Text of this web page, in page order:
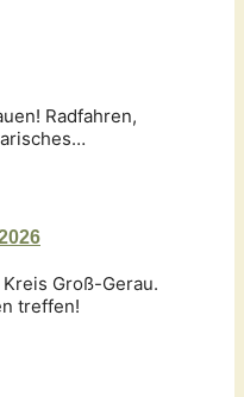
Radfahren,
Groß-Gerau.
treffen!